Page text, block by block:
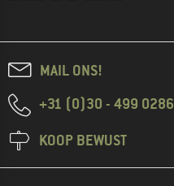
MAIL ONS!
+31 (0)30 - 499 0286
KOOP BEWUST